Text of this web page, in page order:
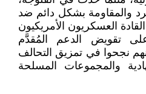
والمقاومة بشكل دائم ضد
العسكريون الأمريكيون
تقويض الدعم المُقدَّم
وفي 2006، بدا أنهم نجحوا في تمزيق التحالف
والمجموعات المسلحة